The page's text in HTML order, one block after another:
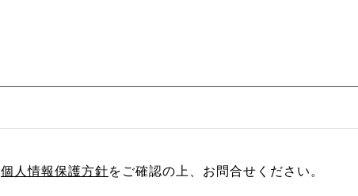
個人情報保護方針をご確認の上、 お問合せください。